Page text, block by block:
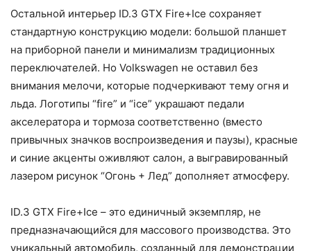
Остальной интерьер ID.3 GTX Fire+Ice сохраняет
стандартную конструкцию модели: большой планшет
на приборной панели и минимализм традиционных
переключателей. Но Volkswagen не оставил без
внимания мелочи, которые подчеркивают тему огня и
льда. Логотипы “fire” и “ice” украшают педали
акселератора и тормоза соответственно (вместо
привычных значков воспроизведения и паузы), красные
и синие акценты оживляют салон, а выгравированный
лазером рисунок “Огонь + Лед” дополняет атмосферу.
ID.3 GTX Fire+Ice – это единичный экземпляр, не
предназначающийся для массового производства. Это
уникальный автомобиль, созданный для демонстрации